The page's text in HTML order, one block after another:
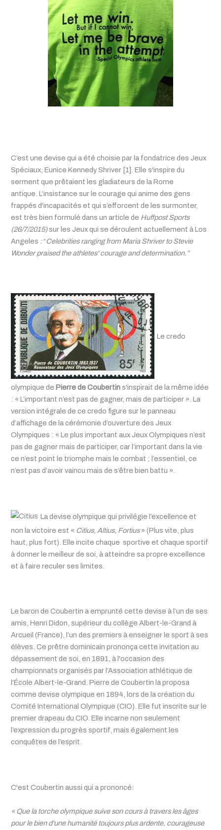
C’est une devise qui a été choisie par la fondatrice des Jeux
Spéciaux, Eunice Kennedy Shriver [1]. Elle s'inspire du
serment que prêtaient les gladiateurs de la Rome
antique. L’insistance sur le courage qui anime des gens
frappés d'incapacités et qui s’efforcent de les surmonter,
est très bien formulé dans un article de Huffpost Sports
(26/7/2015)sur les Jeux qui se déroulent actuellement à Los
Angeles :“Celebrities ranging from Maria Shriver to Stevie
Wonder praised the athletes' courage and determination.”
Le credo
olympique de Pierre de Coubertin s'inspirait de la même idée
: « L’important n’est pas de gagner, mais de participer ». La
version intégrale de ce credo figure sur le panneau
d’affichage de la cérémonie d’ouverture des Jeux
Olympiques : « Le plus important aux Jeux Olympiques n’est
pas de gagner mais de participer, car l’important dans la vie
ce n’est point le triomphe mais le combat ; l’essentiel, ce
n’est pas d’avoir vaincu mais de s’être bien battu ».
La devise olympique qui privilégie l’excellence et
non la victoire est « Citius, Altius, Fortius» (Plus vite, plus
haut, plus fort). Elle incite chaque sportive et chaque sportif
à donner le meilleur de soi, à atteindre sa propre excellence
et à faire reculer ses limites.
Le baron de Coubertin a emprunté cette devise à l’un de ses
amis, Henri Didon, supérieur du collège Albert-le-Grand à
Arcueil (France), l’un des premiers à enseigner le sport à ses
élèves. Ce prêtre dominicain prononça cette invitation au
dépassement de soi, en 1891, à l'occasion des
championnats organisés par l’Association athlétique de
l’École Albert-le-Grand. Pierre de Coubertin la proposa
comme devise olympique en 1894, lors de la création du
Comité International Olympique (CIO). Elle fut inscrite sur le
premier drapeau du CIO. Elle incarne non seulement
l’expression du progrès sportif, mais également les
conquêtes de l’esprit.
C'est Coubertin aussi qui a prononcé:
« Que la torche olympique suive son cours à travers les âges
pour le bien d'une humanité toujours plus ardente, courageuse